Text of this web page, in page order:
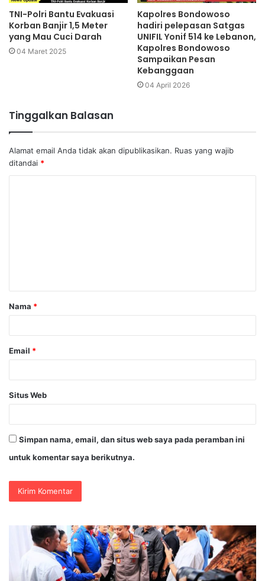
TNI-Polri Bantu Evakuasi
Korban Banjir 1,5 Meter
yang Mau Cuci Darah
04 Maret 2025
Kapolres Bondowoso
hadiri pelepasan Satgas
UNIFIL Yonif 514 ke Lebanon,
Kapolres Bondowoso
Sampaikan Pesan
Kebanggaan
04 April 2026
Tinggalkan Balasan
Alamat email Anda tidak akan dipublikasikan. Ruas yang wajib
ditandai *
a
r
Nama *
Email *
Situs Web
Simpan nama, email, dan situs web saya pada peramban ini
untuk komentar saya berikutnya.
Polri
Pastikan
Proses
Pemeriksaan